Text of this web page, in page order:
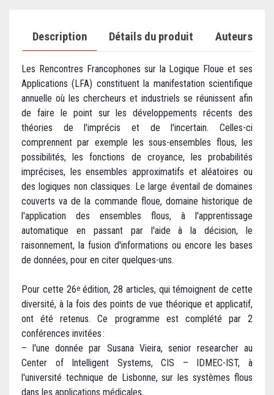
Description Détails du produit Auteurs
Les Rencontres Francophones sur la Logique Floue et ses
Applications (LFA) constituent la manifestation scientifique
annuelle où les chercheurs et industriels se réunissent afin
de faire le point sur les développements récents des
théories de l'imprécis et de l'incertain. Celles-ci
comprennent par exemple les sous-ensembles flous, les
possibilités, les fonctions de croyance, les probabilités
imprécises, les ensembles approximatifs et aléatoires ou
des logiques non classiques. Le large éventail de domaines
couverts va de la commande floue, domaine historique de
l'application des ensembles flous, à l'apprentissage
automatique en passant par l'aide à la décision, le
raisonnement, la fusion d'informations ou encore les bases
de données, pour en citer quelques-uns.
Pour cette 26eédition, 28 articles, qui témoignent de cette
diversité, à la fois des points de vue théorique et applicatif,
ont été retenus. Ce programme est complété par 2
conférences invitées :
– l'une donnée par Susana Vieira, senior researcher au
Center of Intelligent Systems, CIS – IDMEC-IST, à
l'université technique de Lisbonne, sur les systèmes flous
dans les applications médicales,